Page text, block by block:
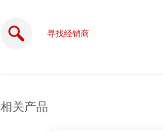
全球合作伙伴
写信给我们
寻找经销商
相关产品